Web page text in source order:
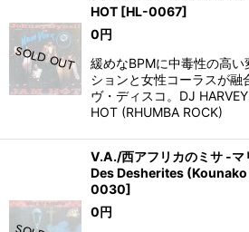
HOT [HL-0067]
0円
緩めなBPMに中毒性の高い
ションと女性コーラスが融
ヴ・ディスコ。DJ
HOT (RHUMBA ROCK)
V.A./西アフリカのミサ -
Des Desherites (Kounako
0030]
0円